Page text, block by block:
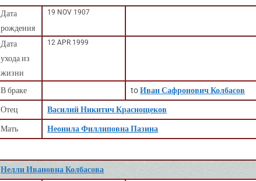
Дата
рождения
19 NOV 1907
Дата
ухода из
жизни
12 APR 1999
В браке toИван Сафронович Колбасов
Отец Василий Никитич Краснощеков
Мать Неонила Филлиповна Пазина
Нелли Ивановна Колбасова